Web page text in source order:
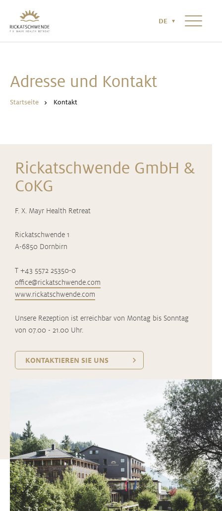
DE
Adresse und Kontakt
Startseite Kontakt
Rickatschwende GmbH &
CoKG
F. X. Mayr Health Retreat
Rickatschwende 1
A-6850 Dornbirn
T +43 5572 25350-0
office@rickatschwende.com
www.rickatschwende.com
Unsere Rezeption ist erreichbar von Montag bis Sonntag
von 07.00 - 21.00 Uhr.
KONTAKTIEREN SIE UNS